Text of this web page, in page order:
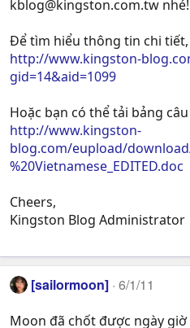
kblog@kingston.com.tw nhé!
Để tìm hiểu thông tin chi
http://www.kingston-
gid=14&aid=1099
Hoặc bạn có thể tải bảng
http://www.kingston-
blog.com/eupload/
%20Vietnamese_EDITED.doc
Cheers,
Kingston Blog Administrator
[sailormoon] 6/1/11
Moon đã chốt được ngày